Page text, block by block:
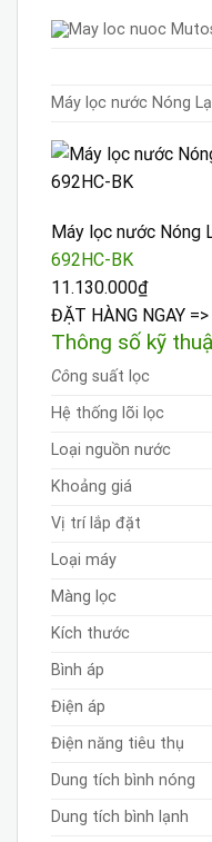
Máy lọc nước Nóng
Máy lọc nước Nóng
692HC-BK
11.130.000₫
ĐẶT HÀNG NGAY =>
Thông số kỹ
Công suất lọc
Hệ thống lõi lọc
Loại nguồn nước
Khoảng giá
Vị trí lắp đặt
Loại máy
Màng lọc
Kích thước
Bình áp
Điện áp
Điện năng tiêu thụ
Dung tích bình nóng
Dung tích bình lạnh